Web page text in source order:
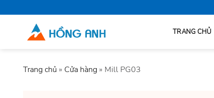
to
TRANG CHỦ
Trang chủ » Cửa hàng » Mill PG03